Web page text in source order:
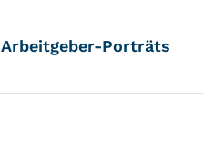
Arbeitgeber-Porträts